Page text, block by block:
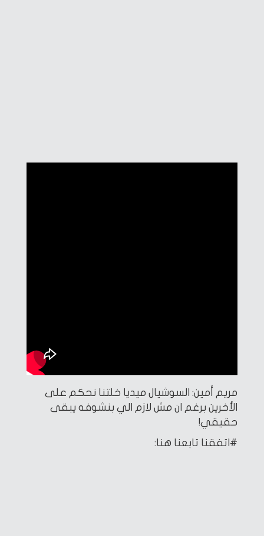
مريم أمين: السوشيال ميديا خلتنا نحكم على
الأخرين برغم ان مش لازم الي بنشوفه يبقى
حقيقي!
#اتفقنا تابعنا هنا: